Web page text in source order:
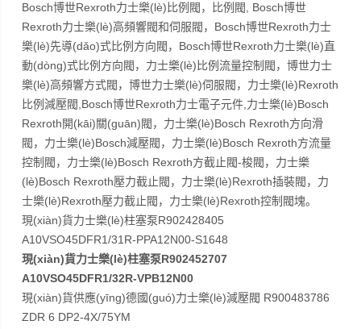
Bosch博世Rexroth力士樂(lè)比例閥，比例閥, Bosch博世
Rexroth力士樂(lè)高頻響閥和伺服閥，Bosch博世Rexroth力士
樂(lè)先導(dǎo)式比例方向閥，Bosch博世Rexroth力士樂(lè)直
動(dòng)式比例方向閥，力士樂(lè)比例流量控制閥，博世力士
樂(lè)高頻響方式閥，博世力士樂(lè)伺服閥，力士樂(lè)Rexroth
比例減壓閥,Bosch博世Rexroth力士電子元件,力士樂(lè)Bosch
Rexroth開(kāi)關(guān)閥，力士樂(lè)Bosch Rexroth方向滑
閥，力士樂(lè)Bosch減壓閥，力士樂(lè)Bosch Rexroth方流量
控制閥，力士樂(lè)Bosch Rexroth方截止閥-梭閥，力士樂
(lè)Bosch Rexroth壓力截止閥，力士樂(lè)Rexroth插裝閥，力
士樂(lè)Rexroth壓力截止閥，力士樂(lè)Rexroth控制閥塊。
現(xiàn)貨力士樂(lè)柱塞泵R902428405
A10VSO45DFR1/31R-PPA12N00-S1648
現(xiàn)貨力士樂(lè)柱塞泵R902452707
A10VSO45DFR1/32R-VPB12N00
現(xiàn)貨供應(yīng)德國(guó)力士樂(lè)減壓閥 R900483786
ZDR 6 DP2-4X/75YM